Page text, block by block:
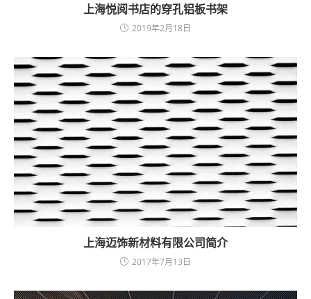
上海悦阅书店的穿孔铝板书架
2019年2月18日
上海迈饰新材料有限公司简介
2017年7月13日